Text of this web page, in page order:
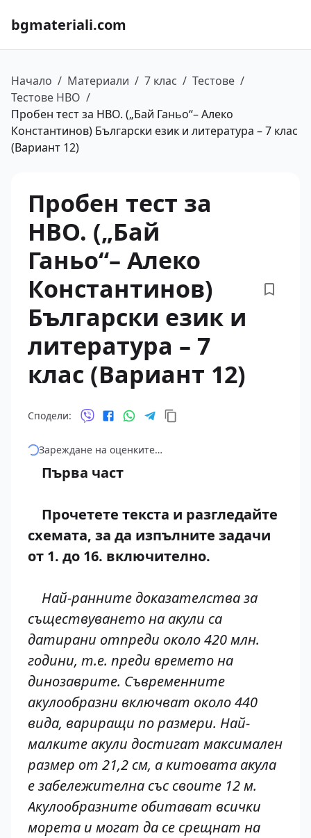
bgmateriali.com
Начало / Материали / 7 клас / Тестове /
Тестове НВО /
Пробен тест за НВО. („Бай Ганьо“– Алеко
Константинов) Български език и литература – 7 клас
(Вариант 12)
Пробен тест за
НВО. („Бай
Ганьо“– Алеко
Константинов)
Български език и
литература – 7
клас (Вариант 12)
Сподели:
Зареждане на оценките…
Първа част
Прочетете текста и разгледайте
схемата, за да изпълните задачи
от 1. до 16. включително.
Най-ранните доказателства за
съществуването на акули са
датирани отпреди около 420 млн.
години, т.е. преди времето на
динозаврите. Съвременните
акулообразни включват около 440
вида, вариращи по размери. Най-
малките акули достигат максимален
размер от 21,2 см, а китовата акула
е забележителна със своите 12 м.
Акулообразните обитават всички
морета и могат да се срещнат на